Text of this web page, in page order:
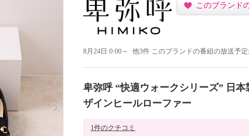
このブランド
8月24日 0:00～ 他3件 このブランドの番組の放送予
卑弥呼 “快適ウォークシリーズ” 日
ザインヒールローファー
1件のクチコミ